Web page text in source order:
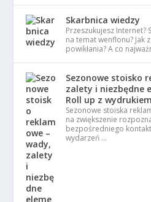
Skarbnica wiedzy
Przeszukujesz Internet?
na temat wenflonu? Jak
powikłania? A co
Sezonowe stoisko
zalety i niezbędne
Roll up z
Sezonowe stoiska
na zwiększenie
bezpośredniego
wydarzeń …